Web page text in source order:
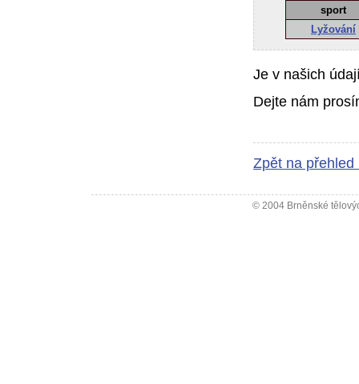
sport
Lyžování
Je v našich
Dejte nám
Zpět na přehled
© 2004 Brněnské